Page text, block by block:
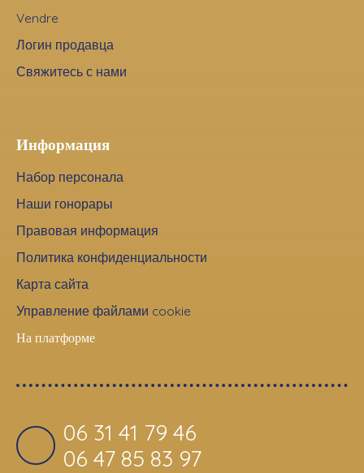
Vendre
Логин продавца
Свяжитесь с нами
Информация
Набор персонала
Наши гонорары
Правовая информация
Политика конфиденциальности
Карта сайта
Управление файлами cookie
На платформе
06 31 41 79 46
06 47 85 83 97